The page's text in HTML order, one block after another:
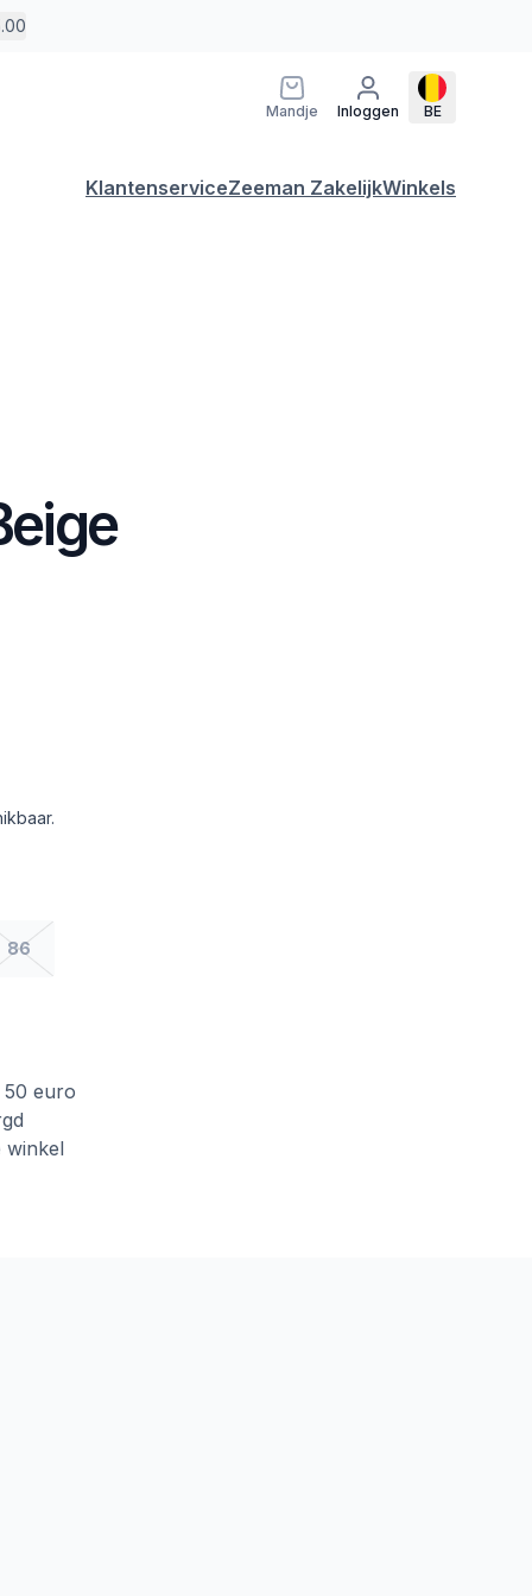
Mandje Inloggen BE
KlantenserviceZeeman ZakelijkWinkels
86
50 euro
winkel